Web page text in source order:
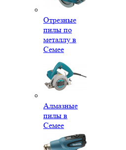
Отрезные
пилы по
металлу в
Семее
Алмазные
пилы в
Семее